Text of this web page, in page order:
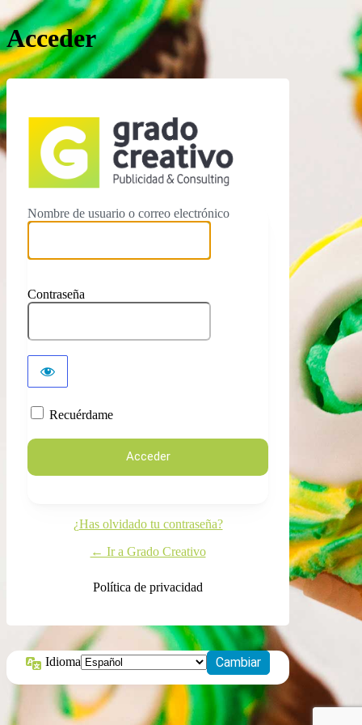
Acceder
https://
Nombre de usuario o correo electrónico
Contraseña
Recuérdame
¿Has olvidado tu contraseña?
← Ir a Grado Creativo
Política de privacidad
Idioma